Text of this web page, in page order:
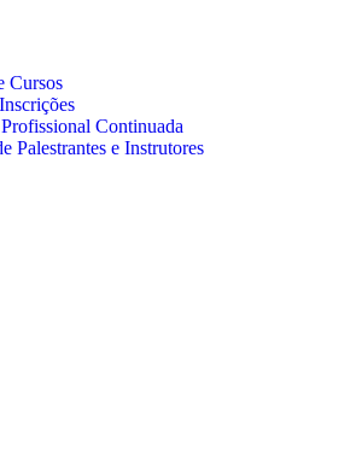
Cursos
Continuada
Palestrantes e Instrutores